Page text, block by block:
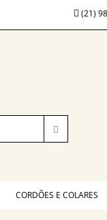
(21)
CORDÕES E COLARES